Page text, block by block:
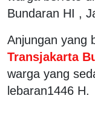
Bundaran HI ,
Anjungan yang
Transjakarta
warga yang
lebaran1446 H.